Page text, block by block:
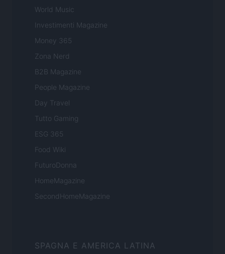
World Music
Investimenti Magazine
Money 365
Zona Nerd
B2B Magazine
People Magazine
Day Travel
Tutto Gaming
ESG 365
Food Wiki
FuturoDonna
HomeMagazine
SecondHomeMagazine
SPAGNA E AMERICA LATINA